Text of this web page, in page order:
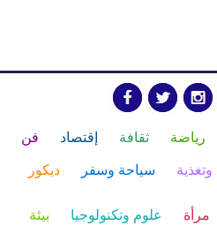
رياضة ثقافة إقتصاد فن
سياحة وسفر ديكور
مرأة علوم وتكنولوجيا بيئة